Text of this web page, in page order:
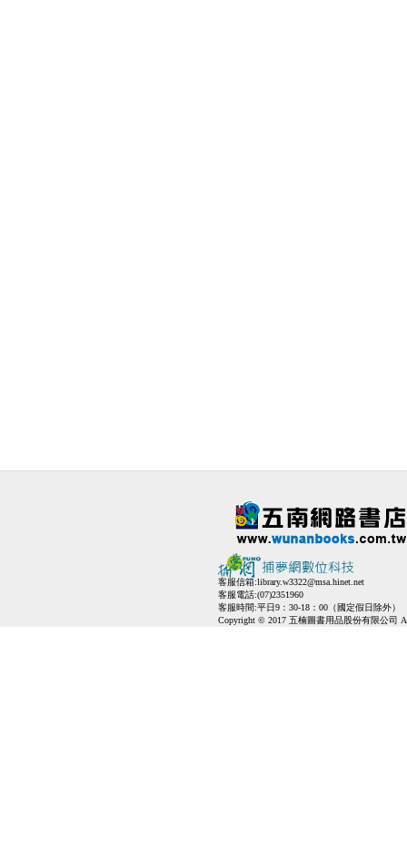
客服信箱:library.w3322@msa.hinet.net
客服電話:(07)2351960
客服時間:平日9：30-18：00（國定假日除外）
Copyright © 2017 五楠圖書用品股份有限公司